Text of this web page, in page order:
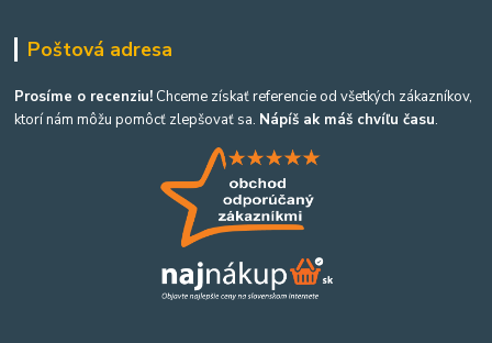
Poštová adresa
Prosíme o recenziu! Chceme získať referencie od všetkých zákazníkov,
ktorí nám môžu pomôcť zlepšovať sa. Nápíš ak máš chvíľu času.